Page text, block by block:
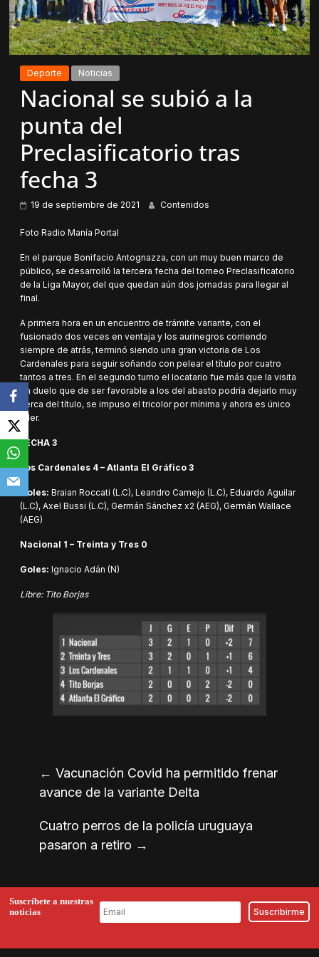
Deporte Noticias
Nacional se subió a la
punta del
Preclasificatorio tras
fecha 3
19 de septiembre de 2021 Contenidos
Foto Radio Manía Portal
En el parque Bonifacio Antognazza, con un muy buen marco de
público, se desarrolló la tercera fecha del torneo Preclasificatorio
de la Liga Mayor, del que quedan aún dos jornadas para llegar al
final.
A primera hora en un encuentro de trámite variante, con el
fusionado dos veces en ventaja y los aurinegros corriendo
siempre de atrás, terminó siendo una gran victoria de Los
Cardenales para seguir soñando con pelear el título por cuatro
tantos a tres. En el segundo turno el locatario fue más que la visita
en duelo que de ser favorable a los del abasto podría dejarlo muy
cerca del título, se impuso el tricolor por mínima y ahora es único
líder.
FECHA 3
Los Cardenales 4 – Atlanta El Gráfico 3
Goles: Braian Roccati (L.C), Leandro Camejo (L.C), Eduardo Aguilar
(L.C), Axel Bussi (L.C), Germán Sánchez x2 (AEG), Germán Wallace
(AEG)
Nacional 1 – Treinta y Tres 0
Goles: Ignacio Adán (N)
Libre: Tito Borjas
← Vacunación Covid ha permitido frenar
avance de la variante Delta
Cuatro perros de la policía uruguaya
pasaron a retiro →
Suscríbete a nuestras
noticias